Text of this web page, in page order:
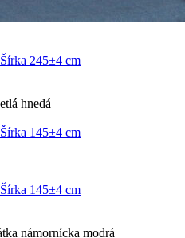
Šírka 245±4 cm
Šírka 145±4 cm
Šírka 145±4 cm